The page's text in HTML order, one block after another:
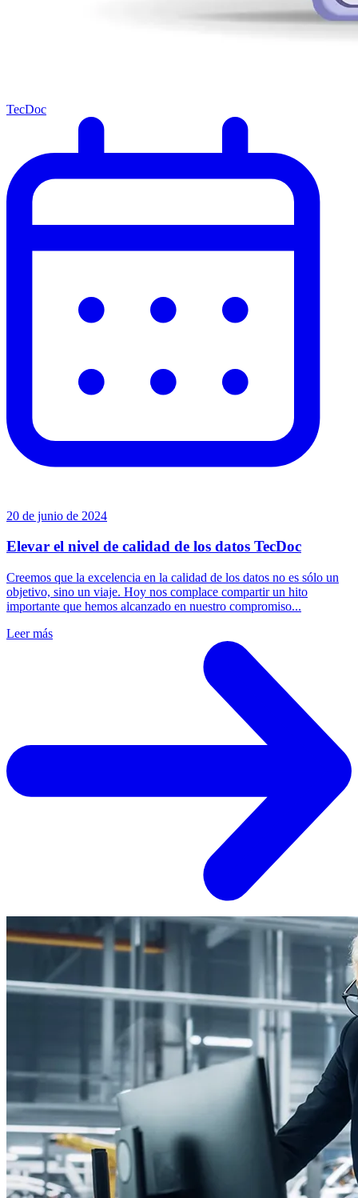
TecDoc
20 de junio de 2024
Elevar el nivel de calidad de los datos TecDoc
Creemos que la excelencia en la calidad de los datos no es sólo un
objetivo, sino un viaje. Hoy nos complace compartir un hito
importante que hemos alcanzado en nuestro compromiso...
Leer más